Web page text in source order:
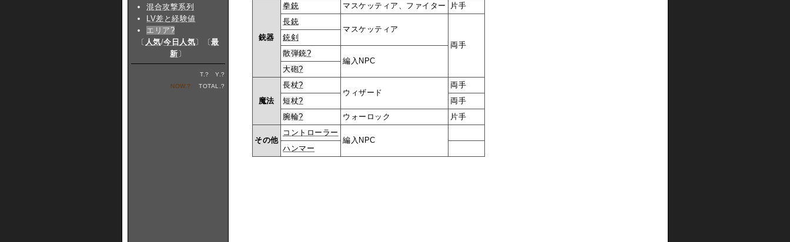
銃器
拳銃 マスケッティア、ファイター
片手
長銃
マスケッティア
両手
銃剣
散弾銃?
編入NPC
大砲?
魔法
長杖?
ウィザード
両手
短杖?
両手
腕輪? ウォーロック 片手
その他
コントローラー
編入NPC
ハンマー
混合攻撃系列
LV差と経験値
エリア?
〔 人気/今日人気〕〔最
新 〕
T.? Y.?
NOW.? TOTAL.?